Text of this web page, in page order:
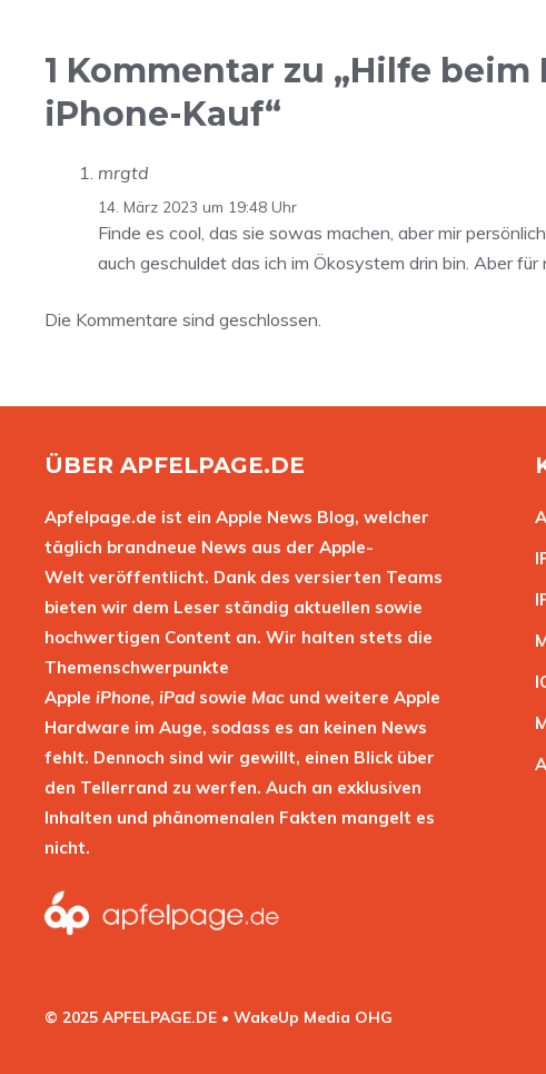
1 Kommentar zu „Hilfe
iPhone-Kauf“
mrgtd
14. März 2023 um 19:48 Uhr
Finde es cool, das sie sowas machen, aber mir
auch geschuldet das ich im Ökosystem drin bin. Aber
Die Kommentare sind geschlossen.
ÜBER APFELPAGE.DE
Apfelpage.de ist ein Apple News Blog, welcher
täglich brandneue News aus der Apple-
Welt veröffentlicht. Dank des versierten Teams
bieten wir dem Leser ständig aktuellen sowie
hochwertigen Content an. Wir halten stets die
Themenschwerpunkte
Apple iPhone, iPad sowie Mac und weitere Apple
Hardware im Auge, sodass es an keinen News
fehlt. Dennoch sind wir gewillt, einen Blick über
den Tellerrand zu werfen. Auch an exklusiven
Inhalten und phänomenalen Fakten mangelt es
nicht.
© 2025 APFELPAGE.DE • WakeUp Media OHG